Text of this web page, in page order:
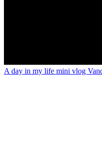
A day in my life mini vlog